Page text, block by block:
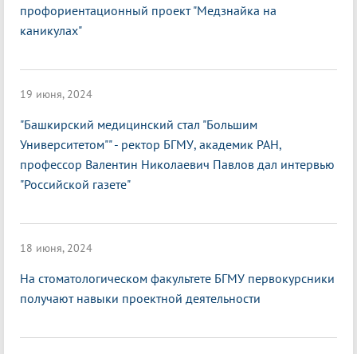
профориентационный проект "Медзнайка на
каникулах"
19 июня, 2024
"Башкирский медицинский стал "Большим
Университетом"" - ректор БГМУ, академик РАН,
профессор Валентин Николаевич Павлов дал интервью
"Российской газете"
18 июня, 2024
На стоматологическом факультете БГМУ первокурсники
получают навыки проектной деятельности